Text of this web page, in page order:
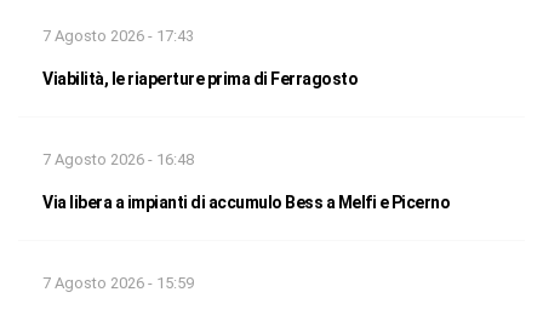
7 Agosto 2026 - 17:43
Viabilità, le riaperture prima di Ferragosto
7 Agosto 2026 - 16:48
Via libera a impianti di accumulo Bess a Melfi e Picerno
7 Agosto 2026 - 15:59